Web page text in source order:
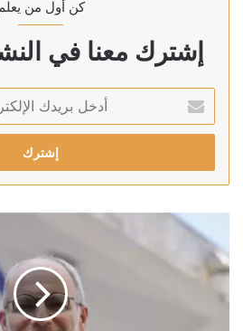
كن أول من
إشترك معنا في
بريدك
الإلكتروني